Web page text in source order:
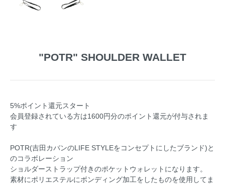
"POTR" SHOULDER WALLET
5%ポイント還元スタート
会員登録されている方は1600円分のポイント還元が付与されま
す
POTR(吉田カバンのLIFE STYLEをコンセプトにしたブランド)と
のコラボレーション
ショルダーストラップ付きのポケットウォレットになります。
素材にポリエステルにボンディング加工をしたものを使用してま